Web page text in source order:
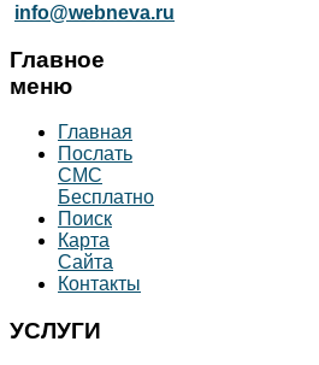
info@webneva.ru
Главное
меню
Главная
Послать
СМС
Бесплатно
Поиск
Карта
Сайта
Контакты
УСЛУГИ